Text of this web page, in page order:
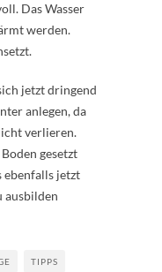
Das Wasser
werden.
jetzt dringend
anlegen, da
verlieren.
gesetzt
ebenfalls jetzt
ausbilden
TIPPS